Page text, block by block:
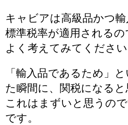
キャビアは高級品かつ
標準税率が適用されるの
よく考えてみてください
「輸入品であるため」
た瞬間に、関税になる
これはまずいと思うの
です。